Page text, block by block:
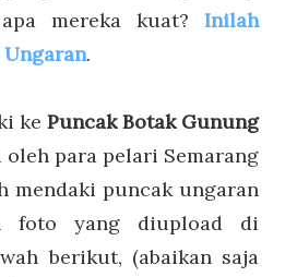
mereka kuat? Inilah
.
ke Puncak Botak Gunung
para pelari Semarang
mendaki puncak ungaran
foto yang diupload di
berikut, (abaikan saja